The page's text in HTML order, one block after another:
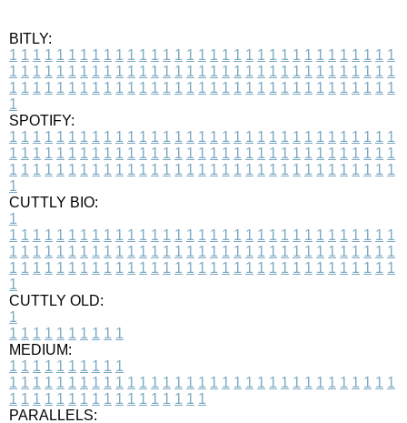
BITLY:
1 1 1 1 1 1 1 1 1 1 1 1 1 1 1 1 1 1 1 1 1 1 1 1 1 1 1 1 1 1 1 1 1
1 1 1 1 1 1 1 1 1 1 1 1 1 1 1 1 1 1 1 1 1 1 1 1 1 1 1 1 1 1 1 1 1
1 1 1 1 1 1 1 1 1 1 1 1 1 1 1 1 1 1 1 1 1 1 1 1 1 1 1 1 1 1 1 1 1
1
SPOTIFY:
1 1 1 1 1 1 1 1 1 1 1 1 1 1 1 1 1 1 1 1 1 1 1 1 1 1 1 1 1 1 1 1 1
1 1 1 1 1 1 1 1 1 1 1 1 1 1 1 1 1 1 1 1 1 1 1 1 1 1 1 1 1 1 1 1 1
1 1 1 1 1 1 1 1 1 1 1 1 1 1 1 1 1 1 1 1 1 1 1 1 1 1 1 1 1 1 1 1 1
1
CUTTLY BIO:
1
1 1 1 1 1 1 1 1 1 1 1 1 1 1 1 1 1 1 1 1 1 1 1 1 1 1 1 1 1 1 1 1 1
1 1 1 1 1 1 1 1 1 1 1 1 1 1 1 1 1 1 1 1 1 1 1 1 1 1 1 1 1 1 1 1 1
1 1 1 1 1 1 1 1 1 1 1 1 1 1 1 1 1 1 1 1 1 1 1 1 1 1 1 1 1 1 1 1 1
1
CUTTLY OLD:
1
1 1 1 1 1 1 1 1 1 1
MEDIUM:
1 1 1 1 1 1 1 1 1 1
1 1 1 1 1 1 1 1 1 1 1 1 1 1 1 1 1 1 1 1 1 1 1 1 1 1 1 1 1 1 1 1 1
1 1 1 1 1 1 1 1 1 1 1 1 1 1 1 1 1
PARALLELS: